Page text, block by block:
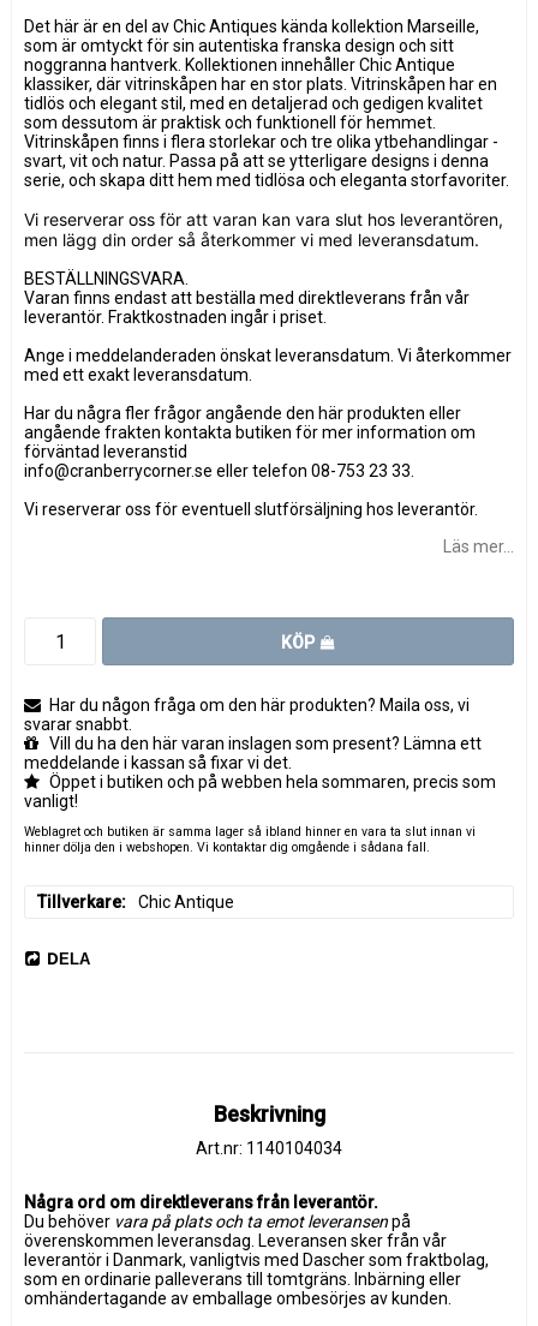
Det här är en del av Chic Antiques kända kollektion Marseille,
som är omtyckt för sin autentiska franska design och sitt
noggranna hantverk. Kollektionen innehåller Chic Antique
klassiker, där vitrinskåpen har en stor plats. Vitrinskåpen har en
tidlös och elegant stil, med en detaljerad och gedigen kvalitet
som dessutom är praktisk och funktionell för hemmet.
Vitrinskåpen finns i flera storlekar och tre olika ytbehandlingar -
svart, vit och natur. Passa på att se ytterligare designs i denna
serie, och skapa ditt hem med tidlösa och eleganta storfavoriter.
Vi reserverar oss för att varan kan vara slut hos leverantören,
men lägg din order så återkommer vi med leveransdatum.
BESTÄLLNINGSVARA.
Varan finns endast att beställa med direktleverans från vår
leverantör. Fraktkostnaden ingår i priset.
Ange i meddelanderaden önskat leveransdatum. Vi återkommer
med ett exakt leveransdatum.
Har du några fler frågor angående den här produkten eller
angående frakten kontakta butiken för mer information om
förväntad leveranstid
info@cranberrycorner.se eller telefon 08-753 23 33.
Vi reserverar oss för eventuell slutförsäljning hos leverantör.
Läs mer...
KÖP
Har du någon fråga om den här produkten? Maila oss, vi
svarar snabbt.
Vill du ha den här varan inslagen som present? Lämna ett
meddelande i kassan så fixar vi det.
Öppet i butiken och på webben hela sommaren, precis som
vanligt!
Weblagret och butiken är samma lager så ibland hinner en vara ta slut innan vi
hinner dölja den i webshopen. Vi kontaktar dig omgående i sådana fall.
Tillverkare Chic Antique
DELA
Beskrivning
Art.nr: 1140104034
Några ord om direktleverans från leverantör.
Du behöver vara på plats och ta emot leveransen på
överenskommen leveransdag. Leveransen sker från vår
leverantör i Danmark, vanligtvis med Dascher som fraktbolag,
som en ordinarie palleverans till tomtgräns. Inbärning eller
omhändertagande av emballage ombesörjes av kunden.